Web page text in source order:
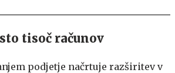
tisoč računov
podjetje načrtuje razširitev v